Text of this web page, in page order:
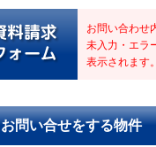
お問い合わせ
未入力・エラ
表示されます。
お問い合せをする物件